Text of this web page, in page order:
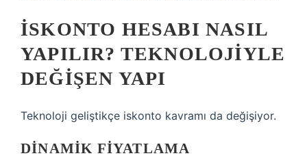
İSKONTO HESABI NASIL
YAPILIR? TEKNOLOJIYLE
DEĞIŞEN YAPI
Teknoloji geliştikçe iskonto kavramı da değişiyor.
DINAMIK FIYATLAMA